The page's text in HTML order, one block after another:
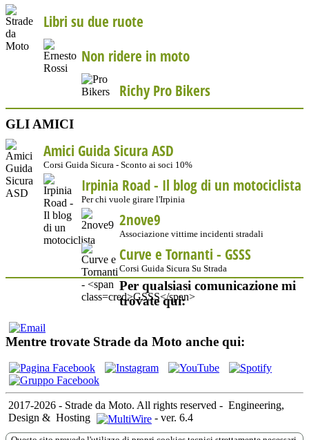
Libri su due ruote
Non ridere in moto
Richy Pro Bikers
GLI AMICI
Amici Guida Sicura ASD
Corsi Guida Sicura - Sconto ai soci 10%
Irpinia Road - Il blog di un motociclista
Per chi vuole girare l'Irpinia
2nove9
Associazione vittime incidenti stradali
Curve e Tornanti - GSSS
Corsi Guida Sicura Su Strada
Per qualsiasi comunicazione mi
trovate qui:
Mentre trovate Strade da Moto anche qui:
2017-2026 - Strade da Moto. All rights reserved - Engineering,
Design & Hosting - ver. 6.4